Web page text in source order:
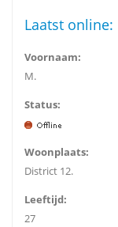
Laatst online:
Voornaam:
M.
Status:
Woonplaats:
District 12.
Leeftijd:
27